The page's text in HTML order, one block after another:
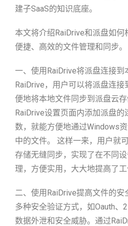
建子SaaS的知识底座。
本文将介绍RaiDrive和派盘如
便捷、高效的文件管理和同步。
一、使用RaiDrive将派盘连接到
RaiDrive，用户可以将派盘连
便地将本地文件同步到派盘云
RaiDrive设置页面内添加派盘
数，就能方便地通过Windows
中的文件。 这样一来，用户就
存储无缝同步，实现了在不同
理，方便实用，大大地提高了工
二、使用RaiDrive提高文件的安
多种安全验证方式，如Oauth、
数据外泄和安全威胁。通过